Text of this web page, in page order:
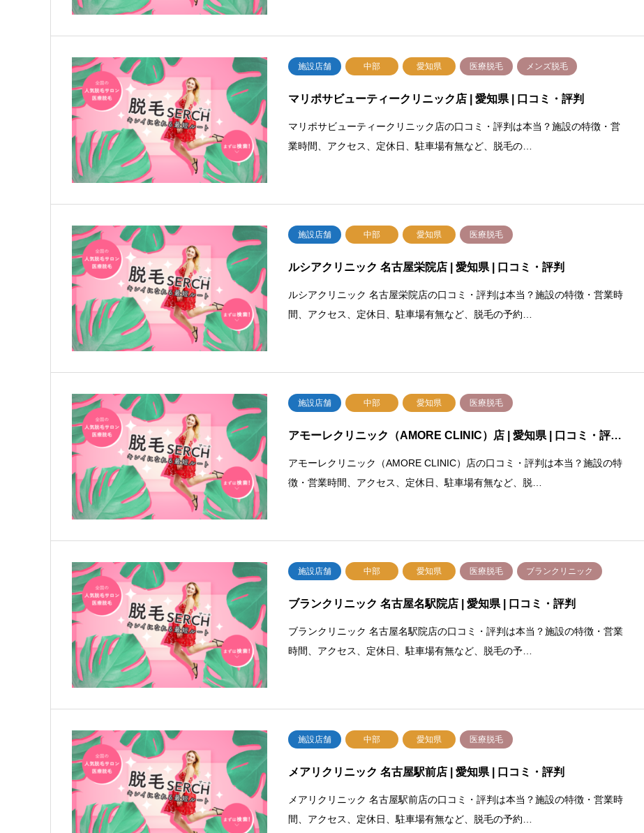
施設店舗 中部 愛知県 医療脱毛 メンズ脱毛
マリポサビューティークリニック店 | 愛知県 | 口コミ・評判
マリポサビューティークリニック店の口コミ・評判は本当？施設の特徴・営
業時間、アクセス、定休日、駐車場有無など、脱毛の…
施設店舗 中部 愛知県 医療脱毛
ルシアクリニック 名古屋栄院店 | 愛知県 | 口コミ・評判
ルシアクリニック 名古屋栄院店の口コミ・評判は本当？施設の特徴・営業時
間、アクセス、定休日、駐車場有無など、脱毛の予約…
施設店舗 中部 愛知県 医療脱毛
アモーレクリニック（AMORE CLINIC）店 | 愛知県 | 口コミ・評…
アモーレクリニック（AMORE CLINIC）店の口コミ・評判は本当？施設の特
徴・営業時間、アクセス、定休日、駐車場有無など、脱…
施設店舗 中部 愛知県 医療脱毛 ブランクリニック
ブランクリニック 名古屋名駅院店 | 愛知県 | 口コミ・評判
ブランクリニック 名古屋名駅院店の口コミ・評判は本当？施設の特徴・営業
時間、アクセス、定休日、駐車場有無など、脱毛の予…
施設店舗 中部 愛知県 医療脱毛
メアリクリニック 名古屋駅前店 | 愛知県 | 口コミ・評判
メアリクリニック 名古屋駅前店の口コミ・評判は本当？施設の特徴・営業時
間、アクセス、定休日、駐車場有無など、脱毛の予約…